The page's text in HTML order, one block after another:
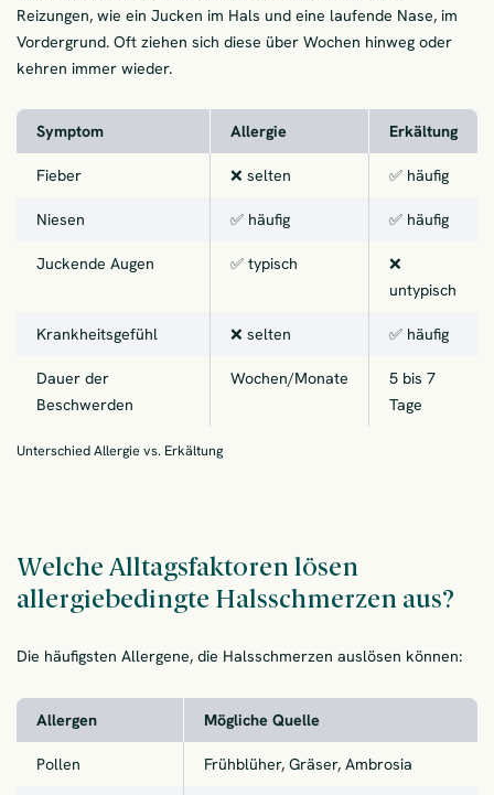
Reizungen, wie ein Jucken im Hals und eine laufende Nase, im
Vordergrund. Oft ziehen sich diese über Wochen hinweg oder
kehren immer wieder.
Symptom Allergie Erkältung
Fieber ❌ selten ✅ häufig
Niesen ✅ häufig ✅ häufig
Juckende Augen ✅ typisch
❌
untypisch
Krankheitsgefühl ❌ selten ✅ häufig
Dauer der
Beschwerden
Wochen/Monate
5 bis 7
Tage
Unterschied Allergie vs. Erkältung
Welche Alltagsfaktoren lösen
allergiebedingte Halsschmerzen aus?
Die häufigsten Allergene, die Halsschmerzen auslösen können:
Allergen Mögliche Quelle
Pollen Frühblüher, Gräser, Ambrosia